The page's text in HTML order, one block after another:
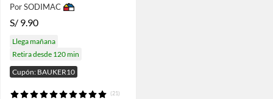
Por SODIMAC
S/ 9.90
Llega mañana
Retira desde 120 min
Cupón: BAUKER10
(21)